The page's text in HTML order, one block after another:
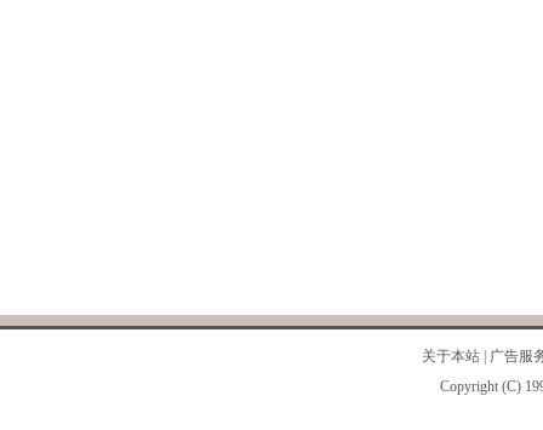
关于本站
广告服
Copyright (C)